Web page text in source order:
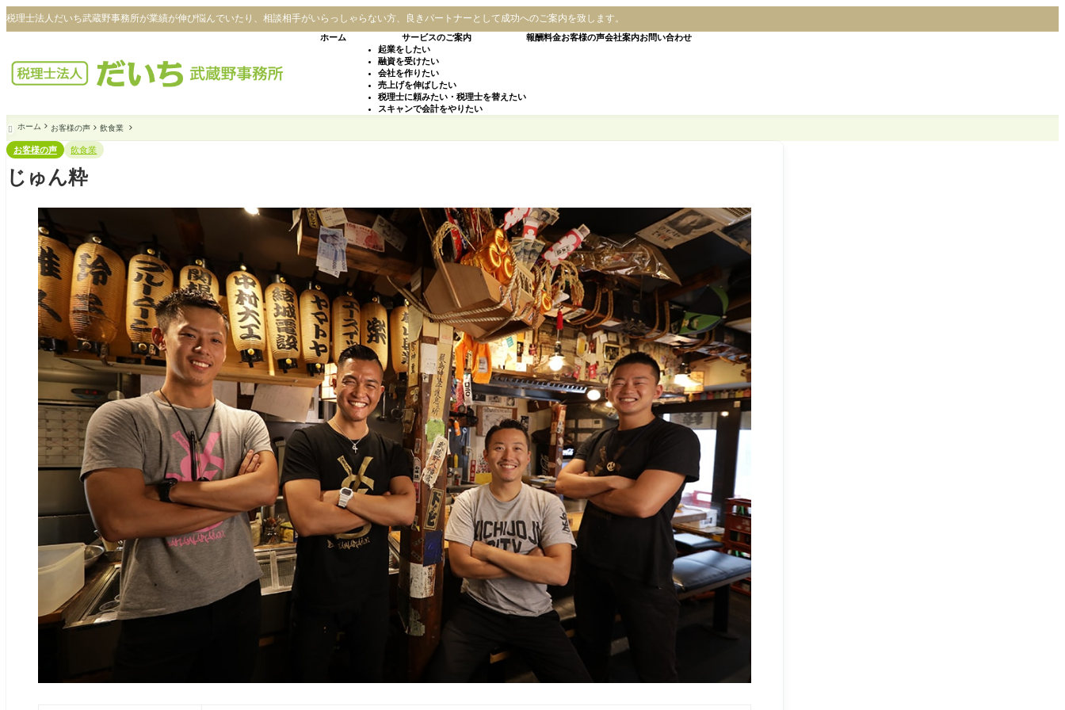
税理士法人だいち武蔵野事務所が業績が伸び悩んでいたり、相談相手がいらっしゃらない方、良きパートナーとして成功へのご案内を致します。
ホーム
サービスのご案内
起業をしたい
融資を受けたい
会社を作りたい
売上げを伸ばしたい
税理士に頼みたい・税理士を替えたい
スキャンで会計をやりたい
報酬料金お客様の声会社案内お問い合わせ
 ホーム お客様の声 飲食業
お客様の声 飲食業
じゅん粋